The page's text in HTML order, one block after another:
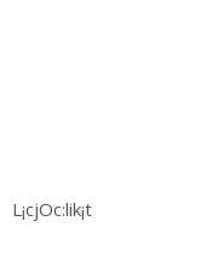
L¡cjOc:lik¡t